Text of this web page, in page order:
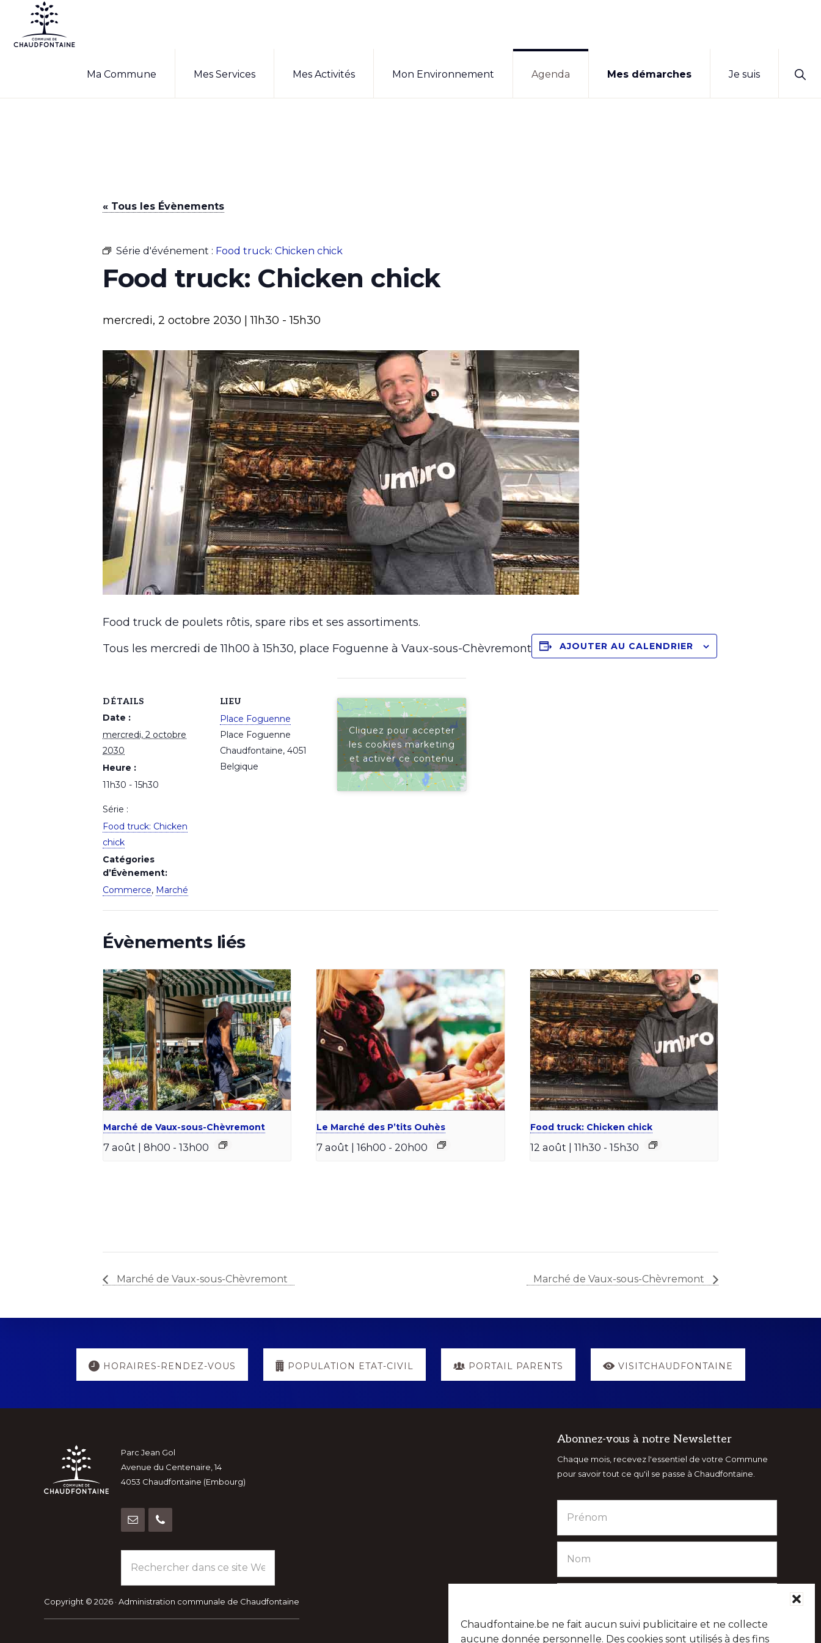
Chaudfontaine.be ne fait aucun suivi publicitaire et ne collecte
aucune donnée personnelle. Des cookies sont utilisés à des fins
Passer
Passer
contenu
CHAUDFONTAINE
de
Ma Commune Mes Services Mes Activités Mon Environnement Agenda Mes démarches Je suis
« Tous les Évènements
Série d'événement : Food truck: Chicken chick
Food truck: Chicken chick
mercredi, 2 octobre 2030 | 11h30 -15h30
Food truck de poulets rôtis, spare ribs et ses assortiments.
Tous les mercredi de 11h00 à 15h30, place Foguenne à Vaux-sous-Chèvremont
AJOUTER AU CALENDRIER
DÉTAILS
Date :
mercredi, 2 octobre
2030
Heure :
11h30 - 15h30
Série :
Food truck: Chicken
chick
Catégories
d’Évènement:
Commerce, Marché
LIEU
Place Foguenne
Place Foguenne
Chaudfontaine, 4051
Belgique
Cliquez pour accepter
les cookies marketing
et activer ce contenu
Évènements liés
Marché de Vaux-sous-Chèvremont
7 août | 8h00 - 13h00
Le Marché des P’tits Ouhès
7 août | 16h00 - 20h00
Food truck: Chicken chick
12 août | 11h30 - 15h30
Marché de Vaux-sous-Chèvremont Marché de Vaux-sous-Chèvremont
Explore
more
HORAIRES-RENDEZ-VOUS POPULATION ETAT-CIVIL PORTAIL PARENTS VISITCHAUDFONTAINE
Footer
Parc Jean Gol
Avenue du Centenaire, 14
4053 Chaudfontaine (Embourg)
dans
ce
site
Copyright © 2026 · Administration communale de Chaudfontaine
Abonnez-vous à notre Newsletter
Chaque mois, recevez l'essentiel de votre Commune
pour savoir tout ce qu'il se passe à Chaudfontaine.